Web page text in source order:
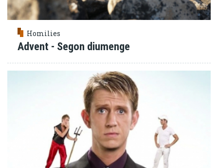
Homilies
Advent - Segon diumenge